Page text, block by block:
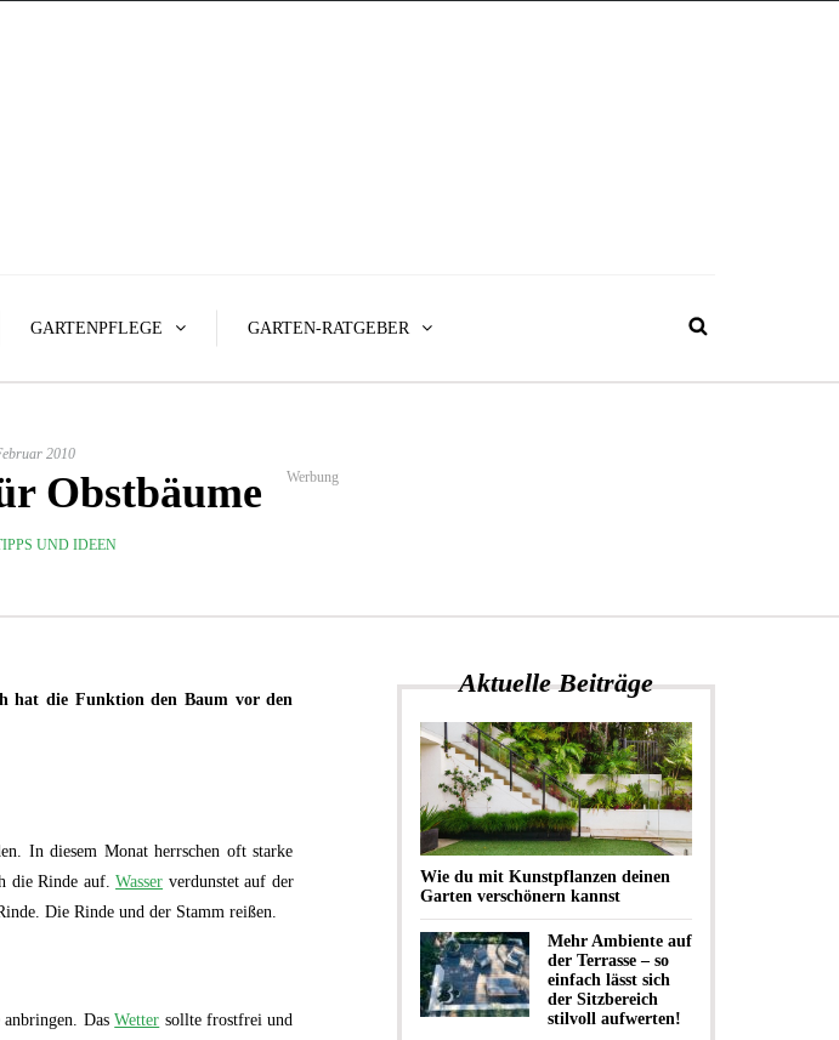
GARTENPFLEGE GARTEN-RATGEBER
2010
Obstbäume Werbung
UND IDEEN
hat die Funktion den Baum vor den
In diesem Monat herrschen oft starke
die Rinde auf.Wasser verdunstet auf der
Die Rinde und der Stamm reißen.
anbringen. DasWetter sollte frostfrei und
Aktuelle Beiträge
Wie du mit Kunstpflanzen deinen
Garten verschönern kannst
Mehr Ambiente auf
der Terrasse – so
einfach lässt sich
der Sitzbereich
stilvoll aufwerten!